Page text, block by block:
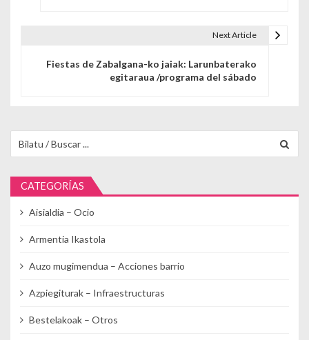
Next Article
Fiestas de Zabalgana-ko jaiak: Larunbaterako
egitaraua /programa del sábado
CATEGORÍAS
Aisialdia – Ocio
Armentia Ikastola
Auzo mugimendua – Acciones barrio
Azpiegiturak – Infraestructuras
Bestelakoak – Otros